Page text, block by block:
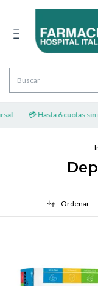
💳 Hasta 6 cuotas sin interés
Ordenar